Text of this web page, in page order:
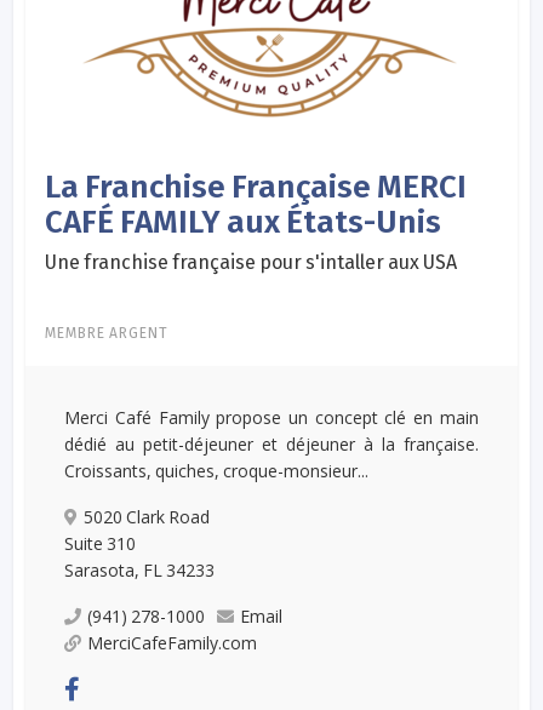
La Franchise Française MERCI
CAFÉ FAMILY aux États-Unis
Une franchise française pour s'intaller aux USA
MEMBRE ARGENT
Merci Café Family propose un concept clé en main
dédié au petit-déjeuner et déjeuner à la française.
Croissants, quiches, croque-monsieur...
5020 Clark Road
Suite 310
Sarasota, FL 34233
(941) 278-1000
Email
MerciCafeFamily.com